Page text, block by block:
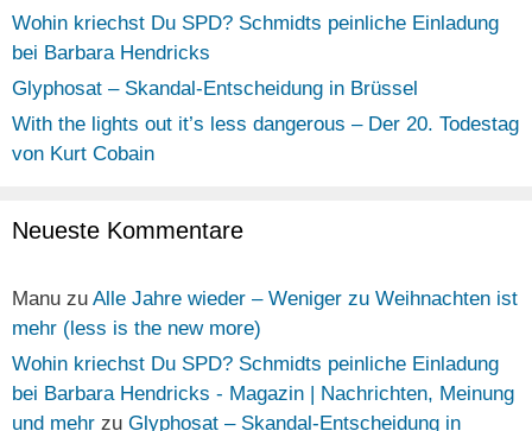
Wohin kriechst Du SPD? Schmidts peinliche Einladung
bei Barbara Hendricks
Glyphosat – Skandal-Entscheidung in Brüssel
With the lights out it’s less dangerous – Der 20. Todestag
von Kurt Cobain
Neueste Kommentare
Manu zu Alle Jahre wieder – Weniger zu Weihnachten ist
mehr (less is the new more)
Wohin kriechst Du SPD? Schmidts peinliche Einladung
bei Barbara Hendricks - Magazin | Nachrichten, Meinung
und mehr zu Glyphosat – Skandal-Entscheidung in